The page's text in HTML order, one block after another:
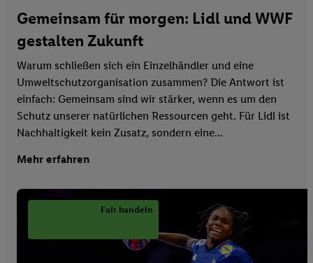
Gemeinsam für morgen: Lidl und WWF
gestalten Zukunft
Warum schließen sich ein Einzelhändler und eine
Umweltschutzorganisation zusammen? Die Antwort ist
einfach: Gemeinsam sind wir stärker, wenn es um den
Schutz unserer natürlichen Ressourcen geht. Für Lidl ist
Nachhaltigkeit kein Zusatz, sondern eine...
Mehr erfahren
Fair handeln